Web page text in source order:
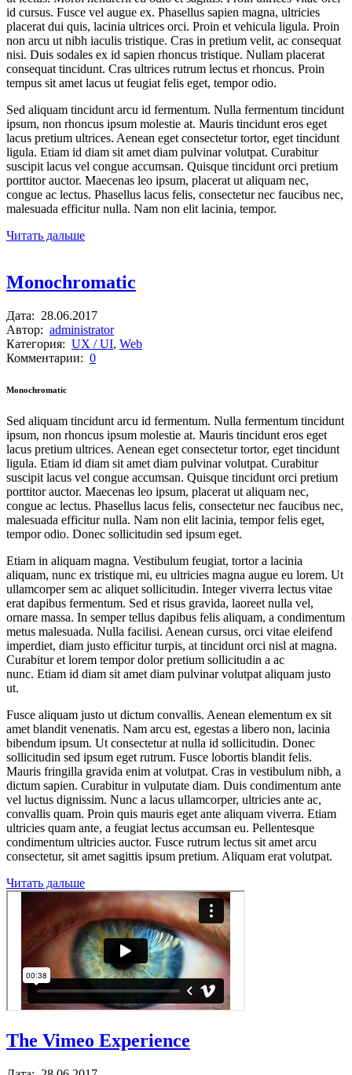
id cursus. Fusce vel augue ex. Phasellus sapien magna, ultricies
placerat dui quis, lacinia ultrices orci. Proin et vehicula ligula. Proin
non arcu ut nibh iaculis tristique. Cras in pretium velit, ac consequat
nisi. Duis sodales ex id sapien rhoncus tristique. Nullam placerat
consequat tincidunt. Cras ultrices rutrum lectus et rhoncus. Proin
tempus sit amet lacus ut feugiat felis eget, tempor odio.
Sed aliquam tincidunt arcu id fermentum. Nulla fermentum tincidunt
ipsum, non rhoncus ipsum molestie at. Mauris tincidunt eros eget
lacus pretium ultrices. Aenean eget consectetur tortor, eget tincidunt
ligula. Etiam id diam sit amet diam pulvinar volutpat. Curabitur
suscipit lacus vel congue accumsan. Quisque tincidunt orci pretium
porttitor auctor. Maecenas leo ipsum, placerat ut aliquam nec,
congue ac lectus. Phasellus lacus felis, consectetur nec faucibus nec,
malesuada efficitur nulla. Nam non elit lacinia, tempor.
Читать дальше
Monochromatic
Дата: 28.06.2017
Автор: administrator
Категория: UX / UI, Web
Комментарии: 0
Monochromatic
Sed aliquam tincidunt arcu id fermentum. Nulla fermentum tincidunt
ipsum, non rhoncus ipsum molestie at. Mauris tincidunt eros eget
lacus pretium ultrices. Aenean eget consectetur tortor, eget tincidunt
ligula. Etiam id diam sit amet diam pulvinar volutpat. Curabitur
suscipit lacus vel congue accumsan. Quisque tincidunt orci pretium
porttitor auctor. Maecenas leo ipsum, placerat ut aliquam nec,
congue ac lectus. Phasellus lacus felis, consectetur nec faucibus nec,
malesuada efficitur nulla. Nam non elit lacinia, tempor felis eget,
tempor odio. Donec sollicitudin sed ipsum eget.
Etiam in aliquam magna. Vestibulum feugiat, tortor a lacinia
aliquam, nunc ex tristique mi, eu ultricies magna augue eu lorem. Ut
ullamcorper sem ac aliquet sollicitudin. Integer viverra lectus vitae
erat dapibus fermentum. Sed et risus gravida, laoreet nulla vel,
ornare massa. In semper tellus dapibus felis aliquam, a condimentum
metus malesuada. Nulla facilisi. Aenean cursus, orci vitae eleifend
imperdiet, diam justo efficitur turpis, at tincidunt orci nisl at magna.
Curabitur et lorem tempor dolor pretium sollicitudin a ac
nunc. Etiam id diam sit amet diam pulvinar volutpat aliquam justo
ut.
Fusce aliquam justo ut dictum convallis. Aenean elementum ex sit
amet blandit venenatis. Nam arcu est, egestas a libero non, lacinia
bibendum ipsum. Ut consectetur at nulla id sollicitudin. Donec
sollicitudin sed ipsum eget rutrum. Fusce lobortis blandit felis.
Mauris fringilla gravida enim at volutpat. Cras in vestibulum nibh, a
dictum sapien. Curabitur in vulputate diam. Duis condimentum ante
vel luctus dignissim. Nunc a lacus ullamcorper, ultricies ante ac,
convallis quam. Proin quis mauris eget ante aliquam viverra. Etiam
ultricies quam ante, a feugiat lectus accumsan eu. Pellentesque
condimentum ultricies auctor. Fusce rutrum lectus sit amet arcu
consectetur, sit amet sagittis ipsum pretium. Aliquam erat volutpat.
Читать дальше
The Vimeo Experience